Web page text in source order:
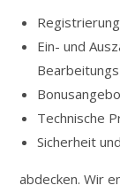
Ein- und
Technische
Sicherheit
abdecken. Wir